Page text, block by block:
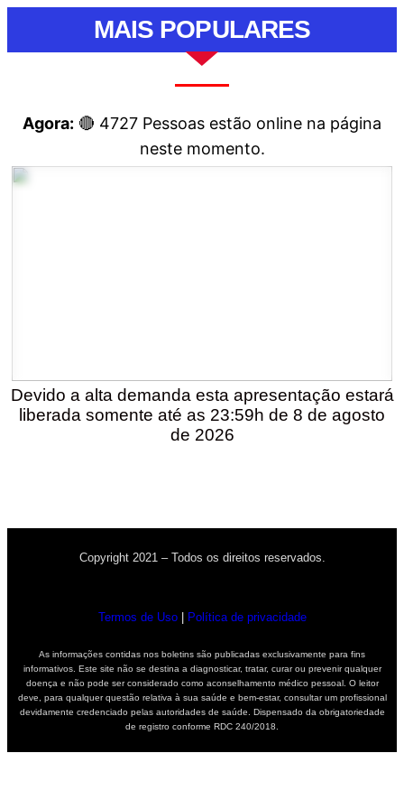
MAIS POPULARES
Agora: 🔴 4727 Pessoas estão online na página
neste momento.
Devido a alta demanda esta apresentação estará
liberada somente até as 23:59h de 8 de agosto
de 2026
Copyright 2021 – Todos os direitos reservados.
Termos de Uso| Política de privacidade
As informações contidas nos boletins são publicadas exclusivamente para fins
informativos. Este site não se destina a diagnosticar, tratar, curar ou prevenir qualquer
doença e não pode ser considerado como aconselhamento médico pessoal. O leitor
deve, para qualquer questão relativa à sua saúde e bem-estar, consultar um profissional
devidamente credenciado pelas autoridades de saúde. Dispensado da obrigatoriedade
de registro conforme RDC 240/2018.